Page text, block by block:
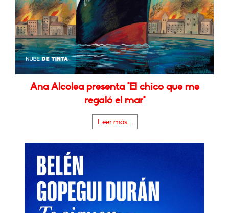
Ana Alcolea presenta "El chico que me
regaló el mar"
Leer más...